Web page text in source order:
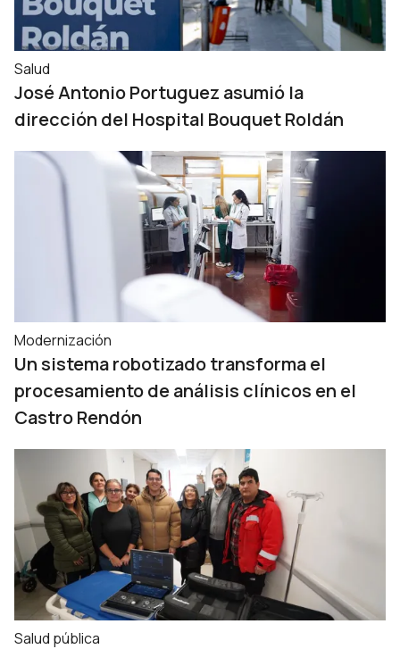
Salud
José Antonio Portuguez asumió la
dirección del Hospital Bouquet Roldán
Modernización
Un sistema robotizado transforma el
procesamiento de análisis clínicos en el
Castro Rendón
Salud pública